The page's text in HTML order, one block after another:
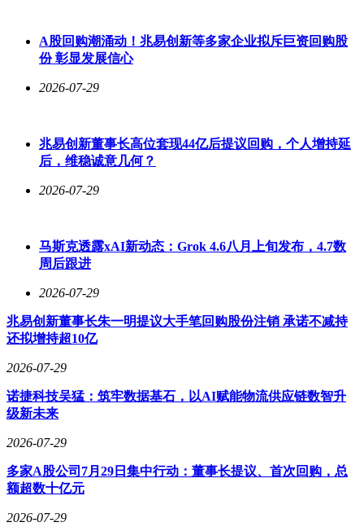
鲜有人相信，最终却成为了现实。
不过，xAI也有其独特的优势。X平台每天产生6800万条推文
的实时数据流，这是OpenAI和Anthropic梦寐以求的数据源；
吉瓦级超算集群成为可能，这种速度在硅谷其他公司难以想
象。xAI的多智能体架构演进路线也备受关注，从Grok 4.20的
4智能体协作，到Grok 4.20 Heavy的16智能体系统，再到Grok
5预期的动态智能体生成和跨领域专业化，这条路线或许比单
和4.5将陆续登场，OpenAI很可能推出GPT - 5.5进行回击，
Anthropic的Opus 4.7在编程赛道上已占据领先地位。谁能率先
是，在通往AGI的道路上，各方都在全力以赴，接下来的每一
天都可能成为AI发展历程中的重要节点。
A股回购潮涌动！兆易创新等多家企业拟斥巨资回购股
份 彰显发展信心
2026-07-29
兆易创新董事长高位套现44亿后提议回购，个人增持延
后，维稳诚意几何？
2026-07-29
马斯克透露xAI新动态：Grok 4.6八月上旬发布，4.7数
周后跟进
2026-07-29
兆易创新董事长朱一明提议大手笔回购股份注销 承诺不减持
还拟增持超10亿
2026-07-29
诺捷科技吴猛：筑牢数据基石，以AI赋能物流供应链数智升
级新未来
2026-07-29
多家A股公司7月29日集中行动：董事长提议、首次回购，总
额超数十亿元
2026-07-29